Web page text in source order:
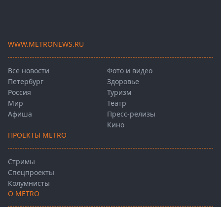
WWW.METRONEWS.RU
Все новости
Петербург
Россия
Мир
Афиша
Фото и видео
Здоровье
Туризм
Театр
Пресс-релизы
Кино
ПРОЕКТЫ METRO
Стримы
Спецпроекты
Колумнисты
О METRO